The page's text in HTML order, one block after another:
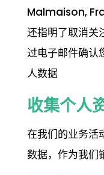
Malmaison,
还指明了取消关
过电子邮件确认
人数据
收集个人
在我们的业务活
数据，作为我们